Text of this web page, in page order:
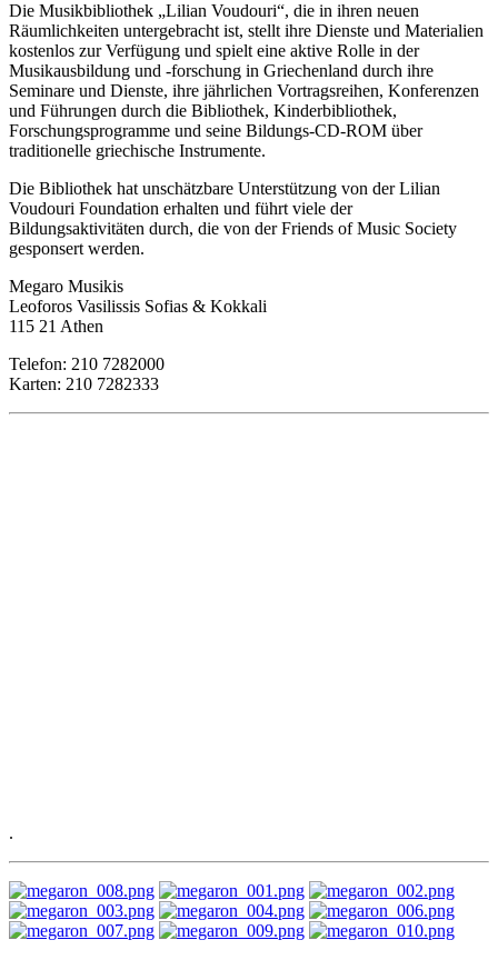
Die Musikbibliothek „Lilian Voudouri“, die in ihren neuen
Räumlichkeiten untergebracht ist, stellt ihre Dienste und Materialien
kostenlos zur Verfügung und spielt eine aktive Rolle in der
Musikausbildung und -forschung in Griechenland durch ihre
Seminare und Dienste, ihre jährlichen Vortragsreihen, Konferenzen
und Führungen durch die Bibliothek, Kinderbibliothek,
Forschungsprogramme und seine Bildungs-CD-ROM über
traditionelle griechische Instrumente.
Die Bibliothek hat unschätzbare Unterstützung von der Lilian
Voudouri Foundation erhalten und führt viele der
Bildungsaktivitäten durch, die von der Friends of Music Society
gesponsert werden.
Megaro Musikis
Leoforos Vasilissis Sofias & Kokkali
115 21 Athen
Telefon: 210 7282000
Karten: 210 7282333
.